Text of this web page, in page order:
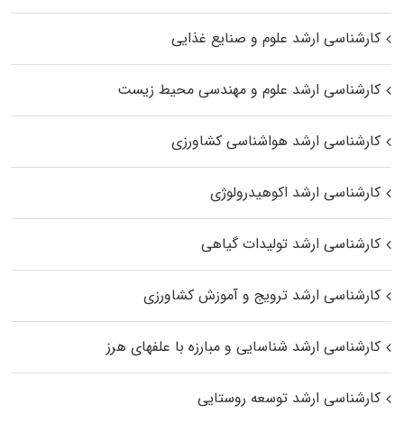
کارشناسی ارشد علوم و صنایع غذایی
کارشناسی ارشد علوم و مهندسی محیط زیست
کارشناسی ارشد هواشناسی کشاورزی
کارشناسی ارشد اکوهیدرولوژی
کارشناسی ارشد تولیدات گیاهی
کارشناسی ارشد ترویج و آموزش کشاورزی
کارشناسی ارشد شناسایی و مبارزه با علفهای هرز
کارشناسی ارشد توسعه روستایی